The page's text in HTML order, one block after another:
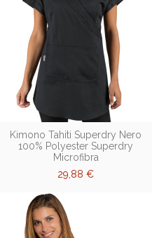
Kimono Tahiti Superdry Nero
100% Polyester Superdry
Microfibra
29,88 €